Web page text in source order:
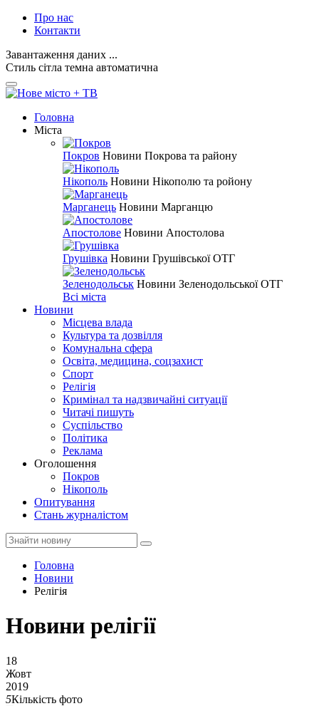
Про нас
Контакти
Завантаження даних ...
Стиль сітла темна автоматична
Головна
Міста
Покров Новини Покрова та району
Нікополь Новини Нікополю та ройону
Марганець Новини Марганцю
Апостолове Новини Апостолова
Грушівка Новини Грушівської ОТГ
Зеленодольськ Новини Зеленодольської ОТГ
Всі міста
Новини
Місцева влада
Культура та дозвілля
Комунальна сфера
Освіта, медицина, соцзахист
Спорт
Релігія
Кримінал та надзвичайні ситуації
Читачі пишуть
Суспільство
Політика
Реклама
Оголошення
Покров
Нікополь
Опитування
Стань журналістом
Головна
Новини
Релігія
Новини релігії
18
Жовт
2019
5Кількість фото